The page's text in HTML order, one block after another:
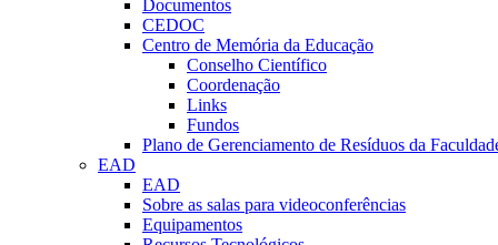
Documentos
CEDOC
Centro de Memória da Educação
Conselho Científico
Coordenação
Links
Fundos
Plano de Gerenciamento de Resíduos da
EAD
EAD
Sobre as salas para videoconferências
Equipamentos